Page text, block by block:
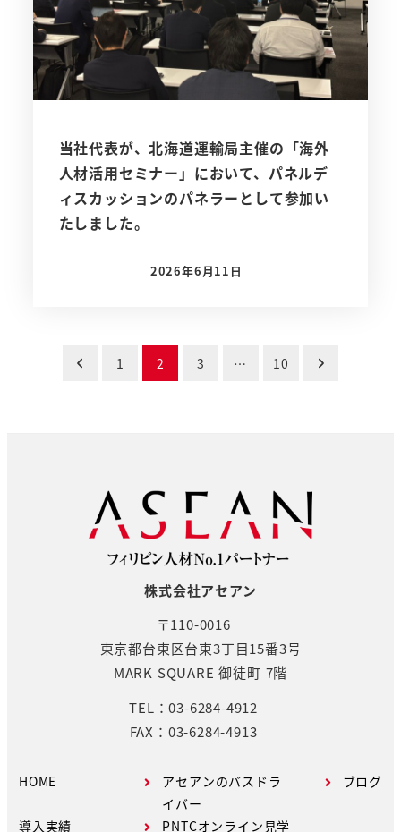
当社代表が、北海道運輸局主催の「海外
人材活用セミナー」において、パネルデ
ィスカッションのパネラーとして参加い
たしました。
投稿日
2026年6月11日
1 2 3 … 10
株式会社アセアン
〒110-0016
東京都台東区台東3丁目15番3号
MARK SQUARE 御徒町 7階
TEL：03-6284-4912
FAX：03-6284-4913
HOME
導入実績
アセアンのバスドラ
イバー
PNTCオンライン見学
ブログ